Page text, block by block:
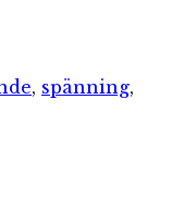
, spänning,